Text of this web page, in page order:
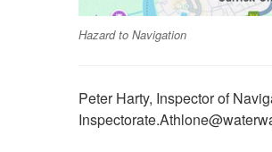
Hazard to Navigation
Peter Harty, Inspector of